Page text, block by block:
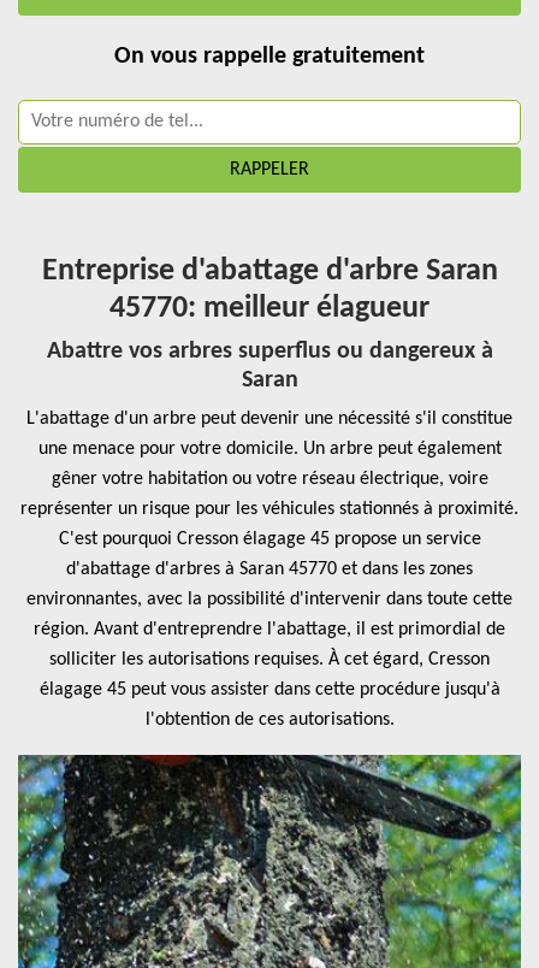
On vous rappelle gratuitement
Entreprise d'abattage d'arbre Saran
45770: meilleur élagueur
Abattre vos arbres superflus ou dangereux à
Saran
L'abattage d'un arbre peut devenir une nécessité s'il constitue
une menace pour votre domicile. Un arbre peut également
gêner votre habitation ou votre réseau électrique, voire
représenter un risque pour les véhicules stationnés à proximité.
C'est pourquoi Cresson élagage 45 propose un service
d'abattage d'arbres à Saran 45770 et dans les zones
environnantes, avec la possibilité d'intervenir dans toute cette
région. Avant d'entreprendre l'abattage, il est primordial de
solliciter les autorisations requises. À cet égard, Cresson
élagage 45 peut vous assister dans cette procédure jusqu'à
l'obtention de ces autorisations.